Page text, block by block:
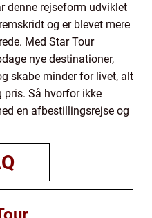
denne rejseform udviklet
og er blevet mere
Med Star Tour
nye destinationer,
skabe minder for livet, alt
Så hvorfor ikke
en afbestillingsrejse og